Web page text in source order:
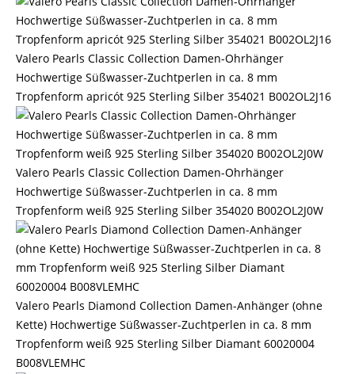
Valero Pearls Classic Collection Damen-Ohrhänger
Hochwertige Süßwasser-Zuchtperlen in ca. 8 mm
Tropfenform apricót 925 Sterling Silber 354021 B002OL2J16
Valero Pearls Classic Collection Damen-Ohrhänger
Hochwertige Süßwasser-Zuchtperlen in ca. 8 mm
Tropfenform weiß 925 Sterling Silber 354020 B002OL2J0W
Valero Pearls Diamond Collection Damen-Anhänger (ohne
Kette) Hochwertige Süßwasser-Zuchtperlen in ca. 8 mm
Tropfenform weiß 925 Sterling Silber Diamant 60020004
B008VLEMHC